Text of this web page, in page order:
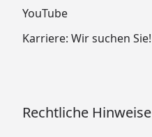
YouTube
Karriere: Wir suchen Sie!
Rechtliche Hinweise